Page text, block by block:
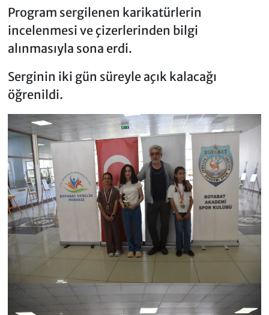
Program sergilenen karikatürlerin
incelenmesi ve çizerlerinden bilgi
alınmasıyla sona erdi.
Serginin iki gün süreyle açık kalacağı
öğrenildi.